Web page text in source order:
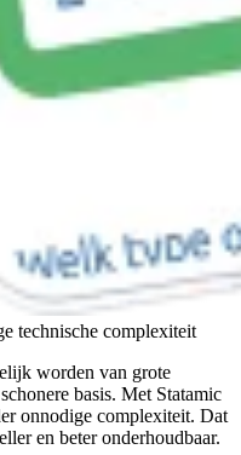
technische complexiteit
worden van grote
basis. Met Statamic
onnodige complexiteit. Dat
en beter onderhoudbaar.